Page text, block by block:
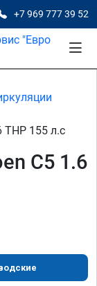
+7 969 777 39 52
THP 155 л.с
C5 1.6